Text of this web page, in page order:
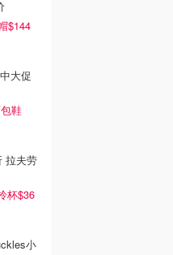
$144
大促
鞋
拉夫劳
杯$36
小